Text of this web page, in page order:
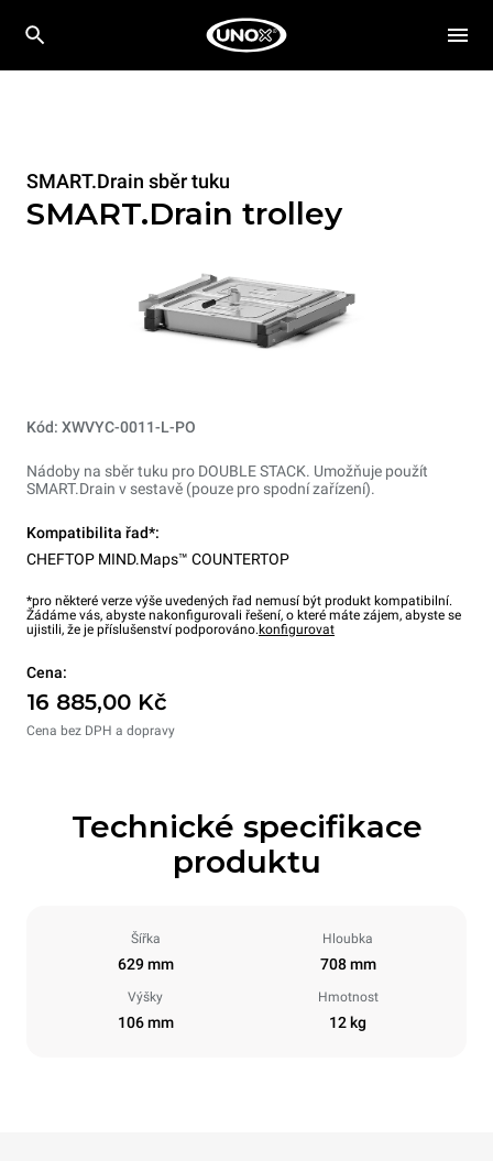
SMART.Drain sběr tuku
SMART.Drain trolley
Kód: XWVYC-0011-L-PO
Nádoby na sběr tuku pro DOUBLE STACK. Umožňuje použít
SMART.Drain v sestavě (pouze pro spodní zařízení).
Kompatibilita řad*:
CHEFTOP MIND.Maps™ COUNTERTOP
*pro některé verze výše uvedených řad nemusí být produkt kompatibilní.
Žádáme vás, abyste nakonfigurovali řešení, o které máte zájem, abyste se
ujistili, že je příslušenství podporováno. konfigurovat
Cena:
16 885,00 Kč
Cena bez DPH a dopravy
Technické specifikace
produktu
Šířka
629 mm
Hloubka
708 mm
Výšky
106 mm
Hmotnost
12 kg